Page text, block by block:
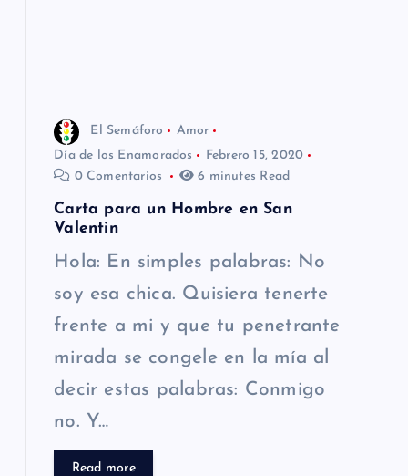
El Semáforo
Amor
Día de los Enamorados
Febrero 15, 2020
0 Comentarios
6 minutes Read
Carta para un Hombre en San
Valentin
Hola: En simples palabras: No
soy esa chica. Quisiera tenerte
frente a mi y que tu penetrante
mirada se congele en la mía al
decir estas palabras: Conmigo
no. Y…
Read more